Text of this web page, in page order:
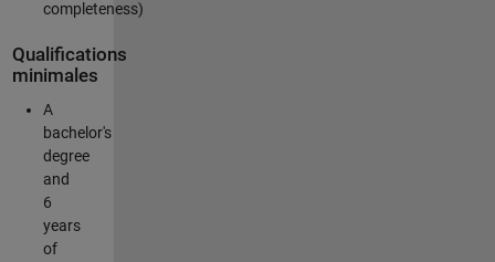
completeness)
Qualifications
minimales
A
bachelor's
degree
and
6
years
of